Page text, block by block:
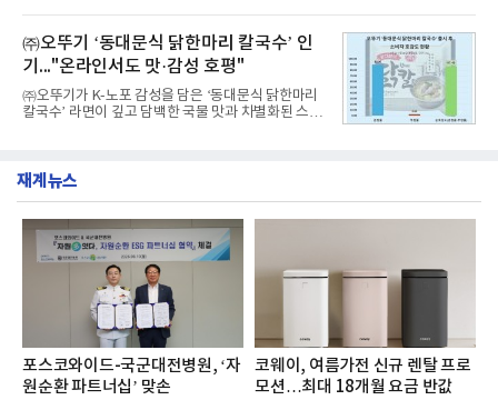
수력원자력, 한국석
떼는 6년 만에 선보이는 8세대 완전변경 모델로, ▲정
교한 선과 면을 중심으로 완성한 파격적인 디자인 ▲
과거 중형 세단 수준으로 확대된 차체 제원 ▲글로벌
최고 수준의 안전성 ▲성능과 효율을 동시에 높인 주
행 완성도 ▲첨단 편의 및 디지털 사양 적용 등을 통해
글로벌 준중형 세단의 새로운 기준을 세웠다.아반떼
는 가솔린 2.0과 1.6 하이브리드 두 가지 파워트레인
넘
㈜오뚜기 ‘동대문식 닭한마리 칼국수’ 인
기..."온라인서도 맛·감성 호평"
㈜오뚜기가 K-노포 감성을 담은 ‘동대문식 닭한마리
칼국수’ 라면이 깊고 담백한 국물 맛과 차별화된 스토
단 18일 만에 누적 판매량 50만 개를 돌파하는 성과를
했다. 자극적이지 않으면서도 깊은 닭육수에 마늘의
개운한 풍미를 더했으며, 국물이 잘 배어들면서도 쫄
깃한 식감이 살아있는 칼국수 면발을 정교하게 구현
했다는게 회사측의 설명이다.실제 현장 시식 행사에
재계뉴스
포스코와이드-국군대전병원, ‘자
원순환 파트너십’ 맞손
코웨이, 여름가전 신규 렌탈 프로
모션…최대 18개월 요금 반값